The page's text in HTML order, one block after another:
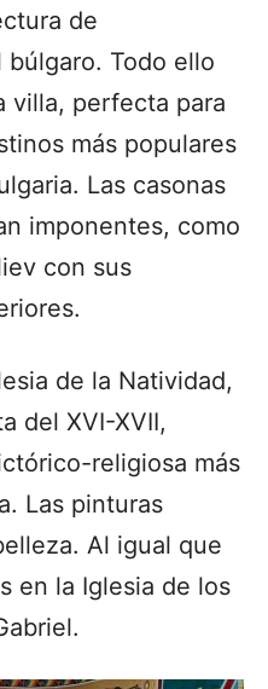
de
Todo ello
villa, perfecta para
más populares
Las casonas
imponentes, como
con sus
de la Natividad,
del XVI-XVII,
religiosa más
Las pinturas
Al igual que
en la Iglesia de los